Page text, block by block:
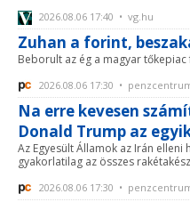
2026.08.06 17:40 • vg.hu
Zuhan a forint,
Beborult az ég a magyar
2026.08.06 17:30 •
Na erre kevesen
Donald Trump az
Az Egyesült Államok az Irán
gyakorlatilag az összes
2026.08.06 17:30 •